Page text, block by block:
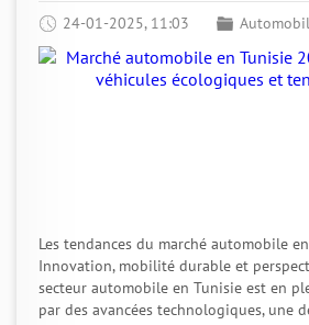
24-01-2025, 11:03
Les tendances du marché automobile
Innovation, mobilité durable et
secteur automobile en Tunisie est en
par des avancées technologiques, une